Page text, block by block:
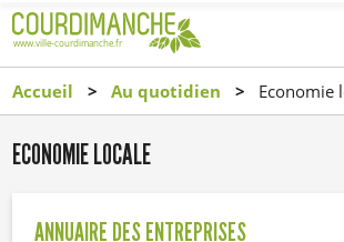
contenu
principal
Accueil Au quotidien Economie
ECONOMIE LOCALE
ANNUAIRE DES ENTREPRISES